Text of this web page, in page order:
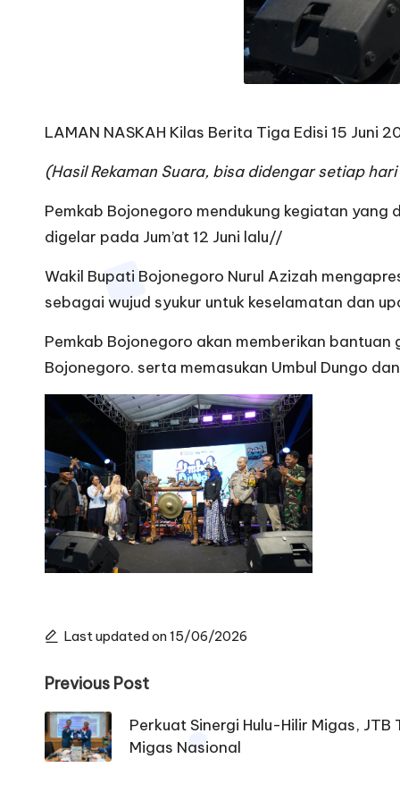
LAMAN NASKAH Kilas Berita Tiga Edisi 15 Juni
(Hasil Rekaman Suara, bisa didengar setiap
Pemkab Bojonegoro mendukung kegiatan yang
digelar pada Jum’at 12 Juni lalu//
Wakil Bupati Bojonegoro Nurul Azizah
sebagai wujud syukur untuk keselamatan dan
Pemkab Bojonegoro akan memberikan
Bojonegoro. serta memasukan Umbul Dungo
Last updated on 15/06/2026
Post
navigation
Previous Post
Perkuat Sinergi Hulu-Hilir Migas,
Migas Nasional